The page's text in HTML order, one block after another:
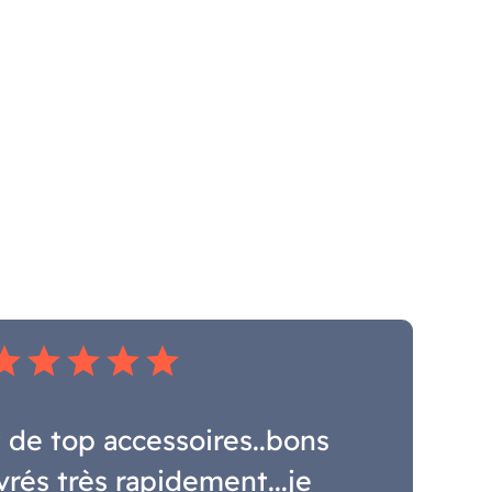
starstarstarstar
top accessoires..bons
très rapidement...je